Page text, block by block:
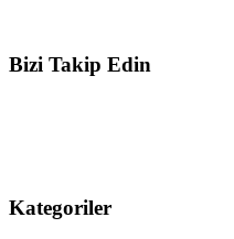
Bizi Takip Edin
Kategoriler